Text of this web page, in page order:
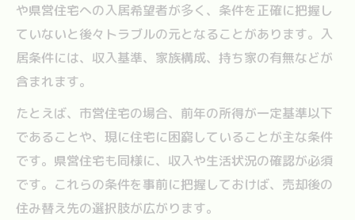
家売却と入居条件を両立する安心な進行術
入居条件確認が家売却成功の鍵となる理由
家売却成功には入居条件の理解が不可欠
家売却時に見落としやすい入居条件の罠
家売却と入居条件が成約率に及ぼす作用
家売却を検討する際の安全な進め方を解説
や県営住宅への入居希望者が多く、条件を正確に把握し
ていないと後々トラブルの元となることがあります。入
居条件には、収入基準、家族構成、持ち家の有無などが
含まれます。
たとえば、市営住宅の場合、前年の所得が一定基準以下
であることや、現に住宅に困窮していることが主な条件
です。県営住宅も同様に、収入や生活状況の確認が必須
です。これらの条件を事前に把握しておけば、売却後の
住み替え先の選択肢が広がります。